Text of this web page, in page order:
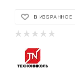
В ИЗБРАННОЕ